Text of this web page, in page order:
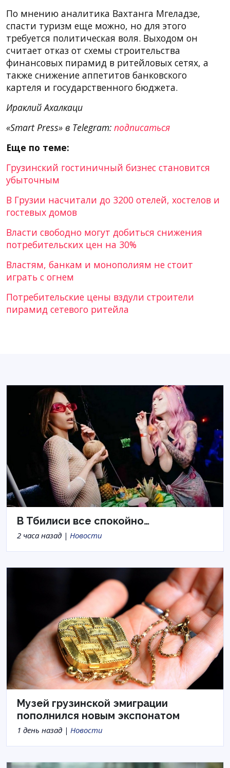
По мнению аналитика Вахтанга Мгеладзе,
спасти туризм еще можно, но для этого
требуется политическая воля. Выходом он
считает отказ от схемы строительства
финансовых пирамид в ритейловых сетях, а
также снижение аппетитов банковского
картеля и государственного бюджета.
Ираклий Ахалкаци
«Smart Press» в Telegram: подписаться
Еще по теме:
Грузинский гостиничный бизнес становится
убыточным
В Грузии насчитали до 3200 отелей, хостелов и
гостевых домов
Власти свободно могут добиться снижения
потребительских цен на 30%
Властям, банкам и монополиям не стоит
играть с огнем
Потребительские цены вздули строители
пирамид сетевого ритейла
В Тбилиси все спокойно…
2 часа назад | Новости
Музей грузинской эмиграции
пополнился новым экспонатом
1 день назад | Новости